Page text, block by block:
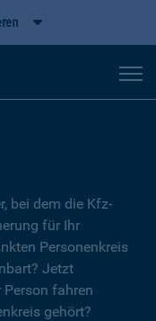
bei dem die Kfz-
für Ihr
Personenkreis
Jetzt
Person fahren
gehört?